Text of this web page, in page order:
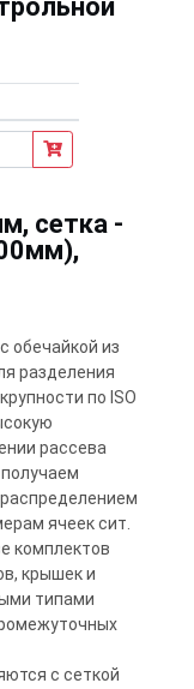
сетка -
обечайкой из
разделения
по ISO
рассева
ячеек сит.
комплектов
крышек и
типами
с сеткой